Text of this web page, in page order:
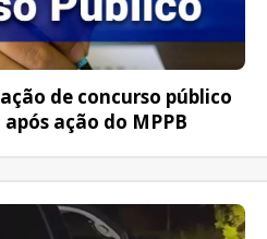
de concurso público
ação do MPPB